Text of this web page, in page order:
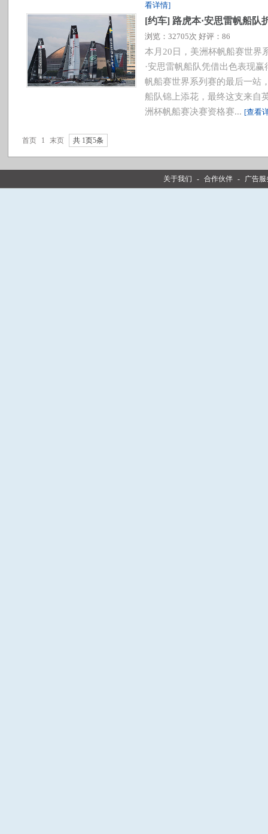
看详情]
[约车] 路虎本·安思雷帆船队
浏览：32705次 好评：86
本月20日，美洲杯帆船赛世界
·安思雷帆船队凭借出色表现
帆船赛世界系列赛的最后一站
船队锦上添花，最终这支来自
洲杯帆船赛决赛资格赛... [查看
首页 1 末页 共 1页5条
关于我们 - 合作伙伴 - 广告服